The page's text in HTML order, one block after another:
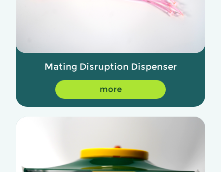
Mating Disruption Dispenser
more